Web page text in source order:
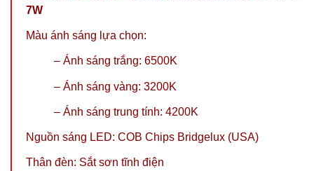
7W
Màu ánh sáng lựa chọn:
– Ánh sáng trắng: 6500K
– Ánh sáng vàng: 3200K
– Ánh sáng trung tính: 4200K
Nguồn sáng LED: COB Chips Bridgelux (USA)
Thân đèn: Sắt sơn tĩnh điện